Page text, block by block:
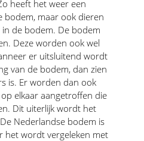
heeft het weer een
bodem, maar ook dieren
de bodem. De bodem
Deze worden ook wel
er uitsluitend wordt
van de bodem, dan zien
is. Er worden dan ook
elkaar aangetroffen die
Dit uiterlijk wordt het
Nederlandse bodem is
het wordt vergeleken met